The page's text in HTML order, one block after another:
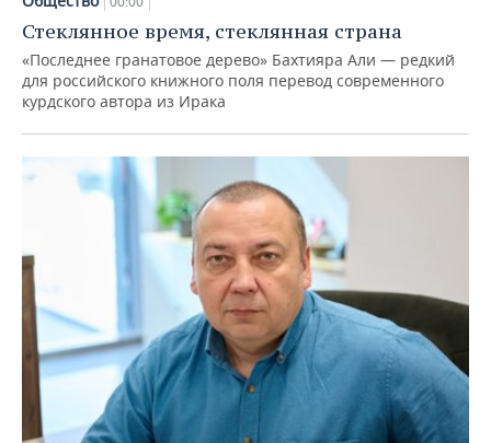
Стеклянное время, стеклянная страна
«Последнее гранатовое дерево» Бахтияра Али — редкий
для российского книжного поля перевод современного
курдского автора из Ирака